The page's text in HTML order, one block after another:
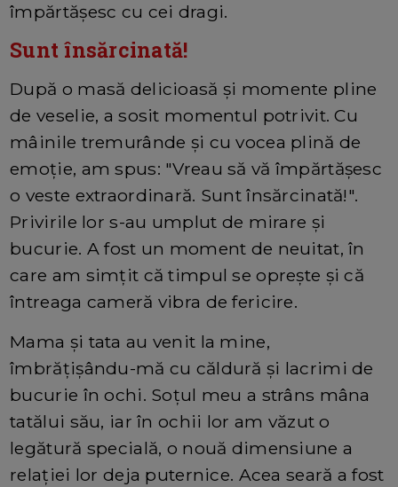
împărtășesc cu cei dragi.
Sunt însărcinată!
După o masă delicioasă și momente pline
de veselie, a sosit momentul potrivit. Cu
mâinile tremurânde și cu vocea plină de
emoție, am spus: "Vreau să vă împărtășesc
o veste extraordinară. Sunt însărcinată!".
Privirile lor s-au umplut de mirare și
bucurie. A fost un moment de neuitat, în
care am simțit că timpul se oprește și că
întreaga cameră vibra de fericire.
Mama și tata au venit la mine,
îmbrățișându-mă cu căldură și lacrimi de
bucurie în ochi. Soțul meu a strâns mâna
tatălui său, iar în ochii lor am văzut o
legătură specială, o nouă dimensiune a
relației lor deja puternice. Acea seară a fost